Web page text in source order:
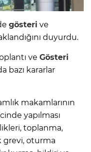
gösteri ve
duyurdu.
ve Gösteri
bazı kararlar
makamlarının
yapılması
toplanma,
grevi, oturma